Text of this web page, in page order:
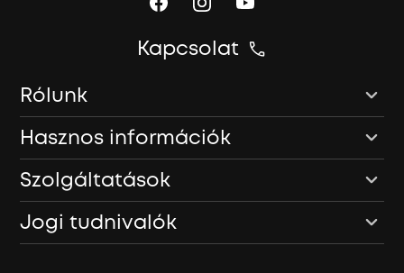
Kapcsolat
Rólunk
Hasznos információk
Szolgáltatások
Jogi tudnivalók